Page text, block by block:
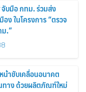
บมือ กทม. ร่วมส่ง
อง ในโครงการ “ตรวจ
.”
น้าขับเคลื่อนอนาคต
ทาง ด้วยผลิตภัณฑ์ใหม่